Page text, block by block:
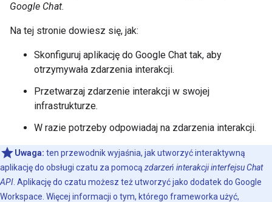
Google Chat.
Na tej stronie dowiesz się, jak:
Skonfiguruj aplikację do Google Chat tak, aby
otrzymywała zdarzenia interakcji.
Przetwarzaj zdarzenie interakcji w swojej
infrastrukturze.
W razie potrzeby odpowiadaj na zdarzenia interakcji.
Uwaga: ten przewodnik wyjaśnia, jak utworzyć interaktywną
aplikację do obsługi czatu za pomocą zdarzeń interakcji interfejsu Chat
API . Aplikację do czatu możesz też utworzyć jako dodatek do Google
Workspace. Więcej informacji o tym, którego frameworka użyć,